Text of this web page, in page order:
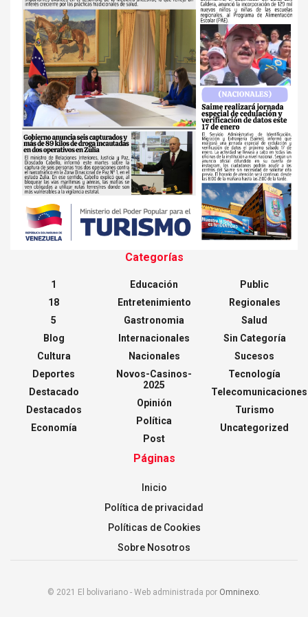
Categorías
1
18
5
Blog
Cultura
Deportes
Destacado
Destacados
Economía
Educación
Entretenimiento
Gastronomia
Internacionales
Nacionales
Novos-Casinos-
2025
Opinión
Política
Post
Public
Regionales
Salud
Sin Categoría
Sucesos
Tecnología
Telecomunicaciones
Turismo
Uncategorized
Páginas
Inicio
Política de privacidad
Políticas de Cookies
Sobre Nosotros
© 2021 El bolivariano - Web administrada por Omninexo